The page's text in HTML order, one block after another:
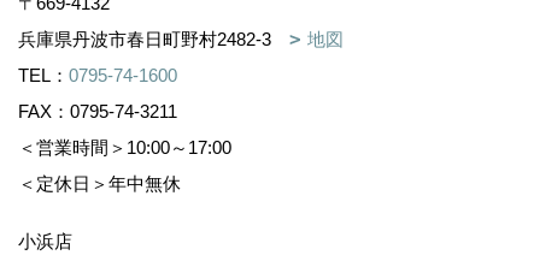
兵庫県丹波市春日町野村2482-3
地図
TEL： 0795-74-1600
FAX：0795-74-3211
＜営業時間＞10:00～17:00
＜定休日＞年中無休
小浜店